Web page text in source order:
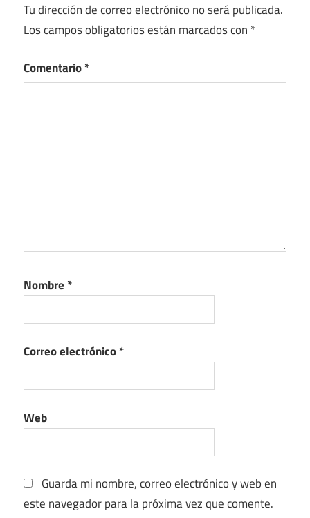
Tu dirección de correo electrónico no será publicada.
Los campos obligatorios están marcados con *
Comentario*
Nombre *
Correo electrónico*
Web
Guarda mi nombre, correo electrónico y web en
este navegador para la próxima vez que comente.